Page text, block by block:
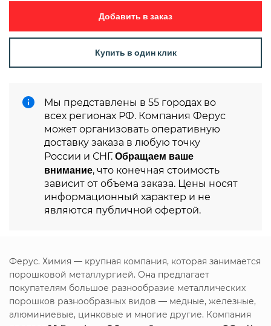
Добавить в заказ
Купить в один клик
Мы представлены в 55 городах во
всех регионах РФ. Компания Ферус
может организовать оперативную
доставку заказа в любую точку
России и СНГ. Обращаем ваше
внимание, что конечная стоимость
зависит от объема заказа. Цены носят
информационный характер и не
являются публичной офертой.
Ферус. Химия — крупная компания, которая занимается
порошковой металлургией. Она предлагает
покупателям большое разнообразие металлических
порошков разнообразных видов — медные, железные,
алюминиевые, цинковые и многие другие. Компания